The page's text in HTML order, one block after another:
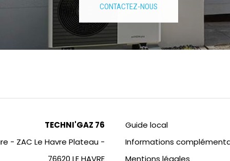
CONTACTEZ-NOUS
TECHNI'GAZ 76
- ZAC Le Havre Plateau -
Guide local
Informations